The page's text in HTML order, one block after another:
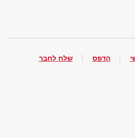
הדפס שלח לחבר